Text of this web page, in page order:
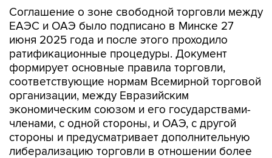
Соглашение о зоне свободной торговли между
ЕАЭС и ОАЭ было подписано в Минске 27
июня 2025 года и после этого проходило
ратификационные процедуры. Документ
формирует основные правила торговли,
соответствующие нормам Всемирной торговой
организации, между Евразийским
экономическим союзом и его государствами-
членами, с одной стороны, и ОАЭ, с другой
стороны и предусматривает дополнительную
либерализацию торговли в отношении более